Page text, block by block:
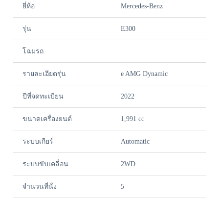
ยี่ห้อ Mercedes-Benz
รุ่น E300
โฉมรถ
รายละเอียดรุ่น e AMG Dynamic
ปีที่จดทะเบียน 2022
ขนาดเครื่องยนต์ 1,991 cc
ระบบเกียร์ Automatic
ระบบขับเคลื่อน 2WD
จำนวนที่นั่ง 5